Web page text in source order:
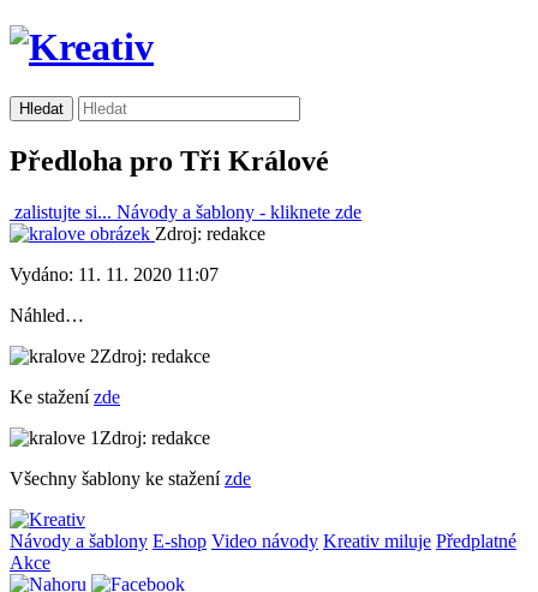
Předloha pro Tři Králové
zalistujte si... Návody a šablony - kliknete zde
Zdroj: redakce
Vydáno: 11. 11. 2020 11:07
Náhled…
Zdroj: redakce
Ke staženízde
Zdroj: redakce
Všechny šablony ke staženízde
Návody a šablony E-shop Video návody Kreativ miluje Předplatné
Akce